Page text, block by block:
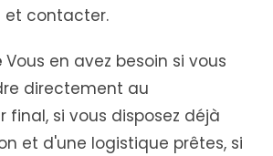
et contacter.
Vous en avez besoin si vous
directement au
si vous disposez déjà
et d'une logistique prêtes, si